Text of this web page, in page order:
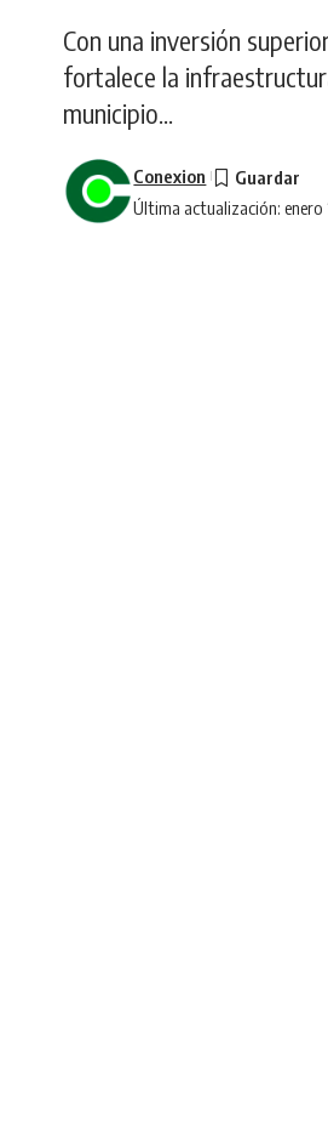
Con una inversión
fortalece la
municipio...
Última actualización: enero
Conexion